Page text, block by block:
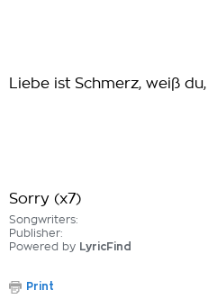
Liebe ist Schmerz, weiß
Sorry (x7)
Songwriters:
Publisher:
Powered by LyricFind
Print